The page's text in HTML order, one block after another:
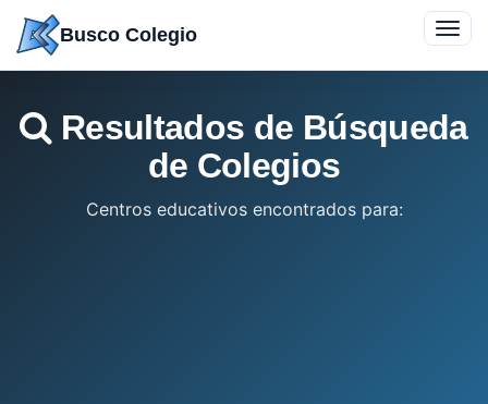
contenido
Busco Colegio
Resultados de Búsqueda
de Colegios
Centros educativos encontrados para: